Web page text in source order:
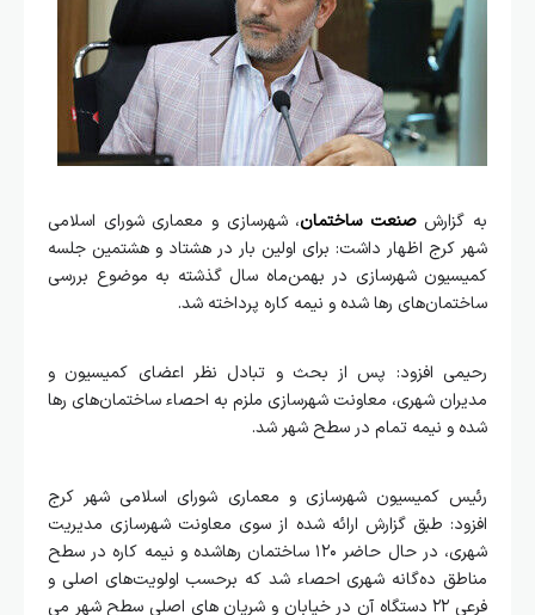
به گزارشصنعت ساختمان، شهرسازی و معماری شورای اسلامی
شهر کرج اظهار داشت: برای اولین بار در هشتاد و هشتمین جلسه
کمیسیون شهرسازی در بهمن‌ماه سال گذشته به موضوع بررسی
ساختمان‌های رها شده و نیمه کاره پرداخته شد.
رحیمی افزود: پس از بحث و تبادل نظر اعضای کمیسیون و
مدیران شهری، معاونت شهرسازی ملزم به احصاء ساختمان‌های رها
شده و نیمه تمام در سطح شهر شد.
رئیس کمیسیون شهرسازی و معماری شورای اسلامی شهر کرج
افزود: طبق گزارش ارائه شده از سوی معاونت شهرسازی مدیریت
شهری، در حال حاضر ۱۲۰ ساختمان رهاشده و نیمه کاره در سطح
مناطق ده‌گانه شهری احصاء شد که برحسب اولویت‌های اصلی و
فرعی ۲۲ دستگاه آن در خیابان و شریان های اصلی سطح شهر می